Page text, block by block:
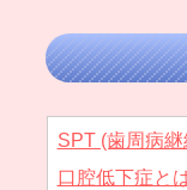
SPT (歯周病
口腔低下症と